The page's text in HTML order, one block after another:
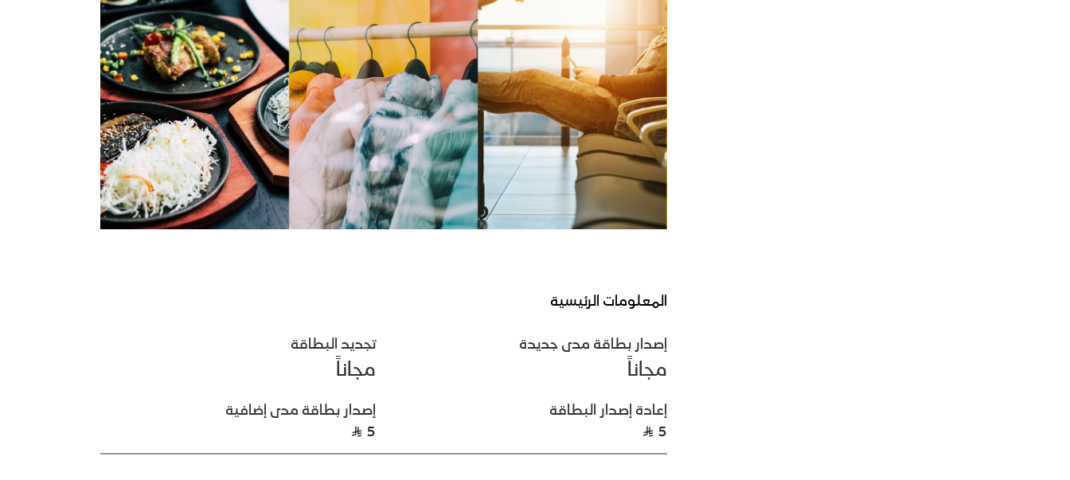
المعلومات الرئيسية
إصدار بطاقة مدى جديدة
مجاناً
تجديد البطاقة
مجاناً
إعادة إصدار البطاقة
5
إصدار بطاقة مدى إضافية
5